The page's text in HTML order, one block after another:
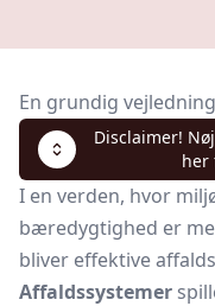
En grundig
Disclaimer!
her
I en verden, hvor
bæredygtighed er
bliver effektive
Affaldssystemer